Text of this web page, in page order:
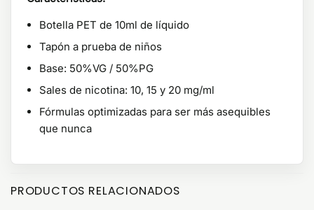
Botella PET de 10ml de líquido
Tapón a prueba de niños
Base: 50%VG / 50%PG
Sales de nicotina: 10, 15 y 20 mg/ml
Fórmulas optimizadas para ser más asequibles
que nunca
PRODUCTOS RELACIONADOS